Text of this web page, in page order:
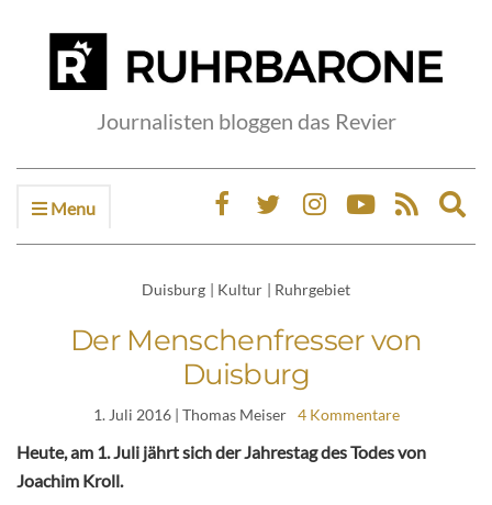
Journalisten bloggen das Revier
Menu
Duisburg | Kultur | Ruhrgebiet
Der Menschenfresser von
Duisburg
1. Juli 2016| Thomas Meiser 4 Kommentare
Heute, am 1. Juli jährt sich der Jahrestag des Todes von
Joachim Kroll.